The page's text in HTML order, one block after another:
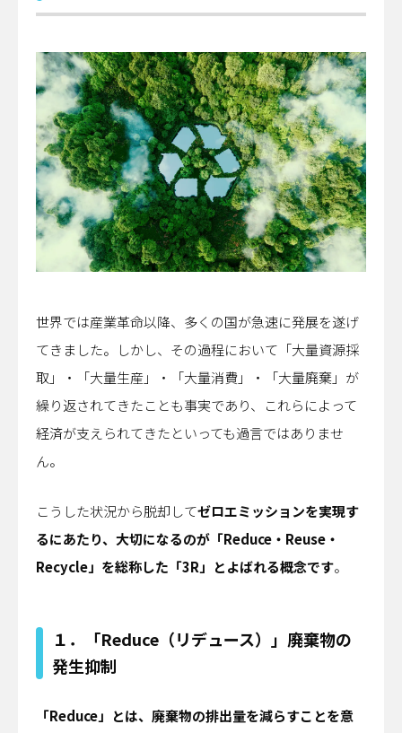
世界では産業革命以降、多くの国が急速に発展を遂げ
てきました。しかし、その過程において「大量資源採
取」・「大量生産」・「大量消費」・「大量廃棄」が
繰り返されてきたことも事実であり、これらによって
経済が支えられてきたといっても過言ではありませ
ん。
こうした状況から脱却してゼロエミッションを実現す
るにあたり、大切になるのが「Reduce・Reuse・
Recycle」を総称した「3R」とよばれる概念です。
１．「Reduce（リデュース）」廃棄物の
発生抑制
「Reduce」とは、廃棄物の排出量を減らすことを意